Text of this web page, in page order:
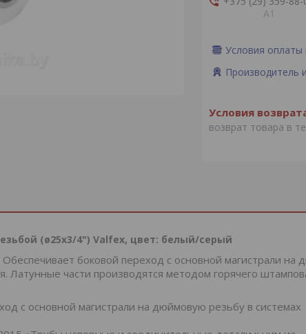
А1
Условия оплаты
Производитель
возврат товара в
(ø25x3/4") Valfex, цвет: белый/серый
боковой переход с основной магистрали на
Латунные части производятся методом горячего
с основной магистрали на дюймовую резьбу в системах